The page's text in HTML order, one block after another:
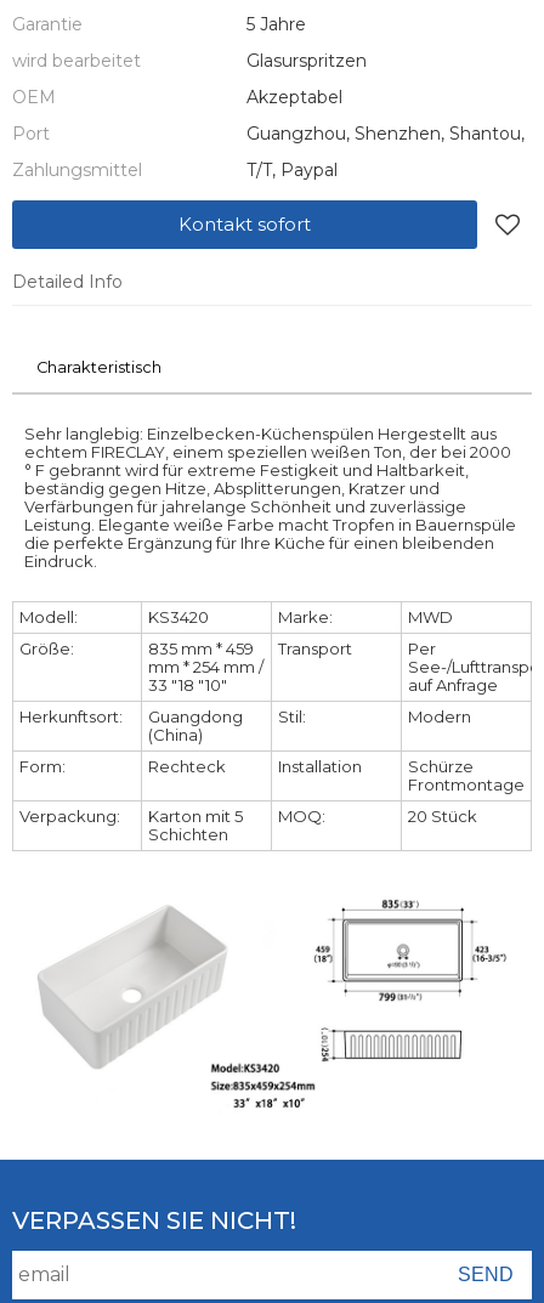
Garantie
5 Jahre
wird bearbeitet
Glasurspritzen
OEM
Akzeptabel
Port
Guangzhou, Shenzhen, Shantou,
Zahlungsmittel
T/T, Paypal
Kontakt sofort
Detailed Info
Charakteristisch
Sehr langlebig: Einzelbecken-Küchenspülen Hergestellt aus
echtem FIRECLAY, einem speziellen weißen Ton, der bei 2000
° F gebrannt wird für extreme Festigkeit und Haltbarkeit,
beständig gegen Hitze, Absplitterungen, Kratzer und
Verfärbungen für jahrelange Schönheit und zuverlässige
Leistung. Elegante weiße Farbe macht Tropfen in Bauernspüle
die perfekte Ergänzung für Ihre Küche für einen bleibenden
Eindruck.
Modell: KS3420 Marke:
MWD
Größe:
835 mm * 459
mm * 254 mm /
33 "18 "10"
Transport
Per
See-/
auf Anfrage
Herkunftsort:
Guangdong
(China)
Stil: Modern
Form: Rechteck Installation
Schürze
Frontmontage
Verpackung:
Karton mit 5
Schichten
MOQ: 20 Stück
VERPASSEN SIE NICHT!